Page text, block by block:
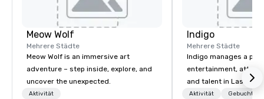
Meow Wolf
Mehrere Städte
Meow Wolf is an immersive art
adventure – step inside, explore, and
uncover the unexpected.
Aktivität
Indigo
Mehrere Städte
Indigo manages a
entertainment,
and talent in Las
and Atlantic City. We
Aktivität Gebuchte